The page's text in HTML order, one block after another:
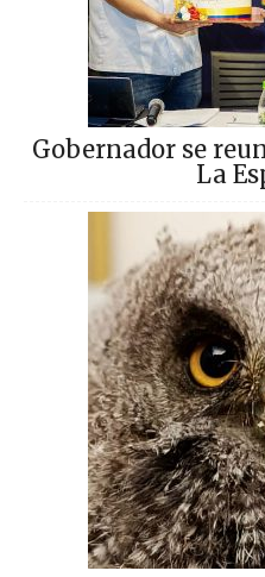
Gobernador se
La